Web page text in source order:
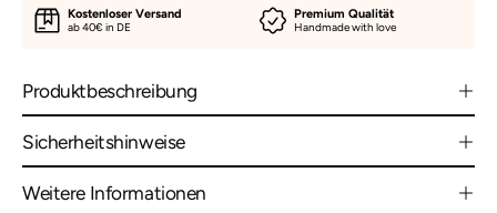
Kostenloser Versand
ab 40€ in DE
Premium Qualität
Handmade with love
Produktbeschreibung
Sicherheitshinweise
Weitere Informationen